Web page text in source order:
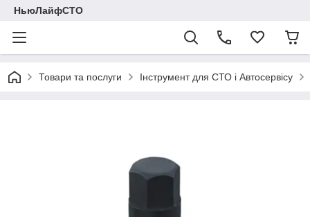
НьюЛайфСТО
Товари та послуги Інструмент для СТО і Автосервісу